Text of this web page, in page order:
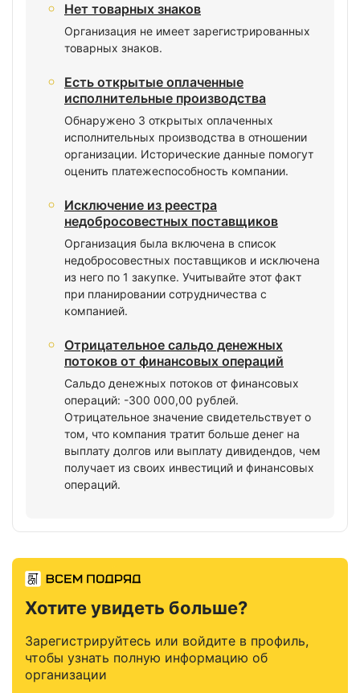
Нет товарных знаков
Организация не имеет зарегистрированных
товарных знаков.
Есть открытые оплаченные
исполнительные производства
Обнаружено 3 открытых оплаченных
исполнительных производства в отношении
организации. Исторические данные помогут
оценить платежеспособность компании.
Исключение из реестра
недобросовестных поставщиков
Организация была включена в список
недобросовестных поставщиков и исключена
из него по 1 закупке. Учитывайте этот факт
при планировании сотрудничества с
компанией.
Отрицательное сальдо денежных
потоков от финансовых операций
Сальдо денежных потоков от финансовых
операций: -300 000,00 рублей.
Отрицательное значение свидетельствует о
том, что компания тратит больше денег на
выплату долгов или выплату дивидендов, чем
получает из своих инвестиций и финансовых
операций.
Хотите увидеть больше?
Зарегистрируйтесь или войдите в профиль,
чтобы узнать полную информацию об
организации